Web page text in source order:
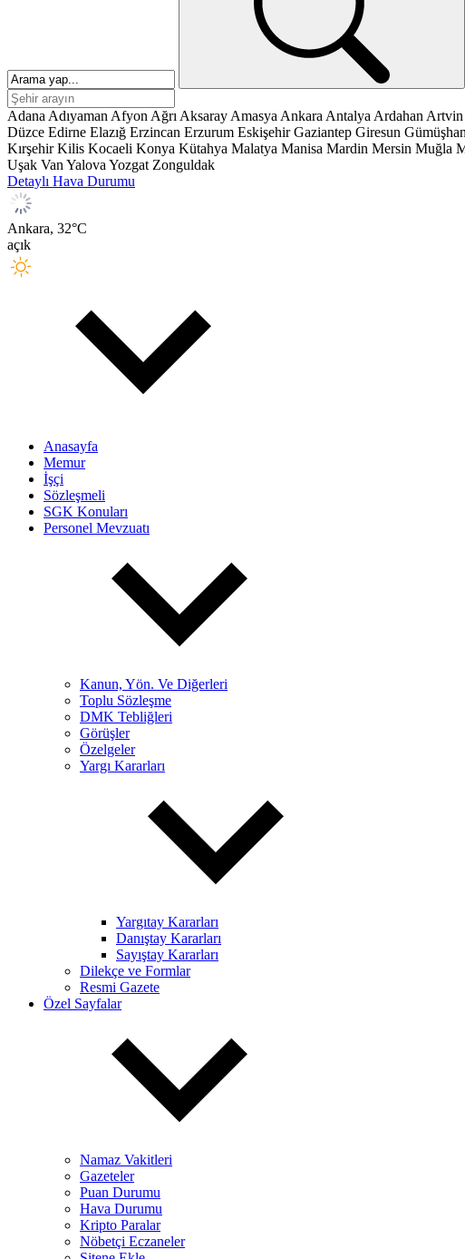
Adana Adıyaman Afyon Ağrı Aksaray Amasya Ankara Antalya Ardahan Artvin
Düzce Edirne Elazığ Erzincan Erzurum Eskişehir Gaziantep Giresun
Kırşehir Kilis Kocaeli Konya Kütahya Malatya Manisa Mardin Mersin Muğla
Uşak Van Yalova Yozgat Zonguldak
Detaylı Hava Durumu
Ankara, 32°C
açık
Anasayfa
Memur
İşçi
Sözleşmeli
SGK Konuları
Personel Mevzuatı
Kanun, Yön. Ve Diğerleri
Toplu Sözleşme
DMK Tebliğleri
Görüşler
Özelgeler
Yargı Kararları
Yargıtay Kararları
Danıştay Kararları
Sayıştay Kararları
Dilekçe ve Formlar
Resmi Gazete
Özel Sayfalar
Namaz Vakitleri
Gazeteler
Puan Durumu
Hava Durumu
Kripto Paralar
Nöbetçi Eczaneler